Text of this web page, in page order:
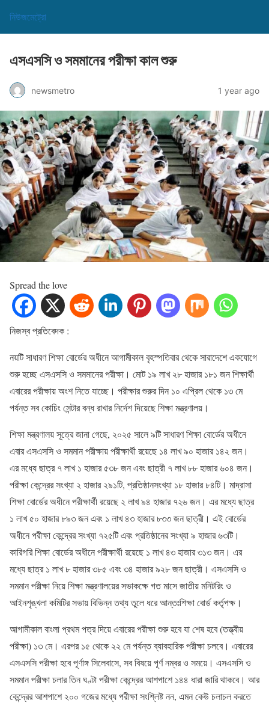
নিউজমেট্রো
এসএসসি ও সমমানের পরীক্ষা কাল শুরু
newsmetro 1 year ago
Spread the love
নিজস্ব প্রতিবেদক :
নয়টি সাধারণ শিক্ষা বোর্ডের অধীনে আগামীকাল বৃহস্পতিবার থেকে সারাদেশে একযোগে
শুরু হচ্ছে এসএসসি ও সমমানের পরীক্ষা। মোট ১৯ লাখ ২৮ হাজার ১৮১ জন শিক্ষার্থী
এবারের পরীক্ষায় অংশ নিতে যাচ্ছে। পরীক্ষার শুরুর দিন ১০ এপ্রিল থেকে ১৩ মে
পর্যন্ত সব কোচিং সেন্টার বন্ধ রাখার নির্দেশ দিয়েছে শিক্ষা মন্ত্রণালয়।
শিক্ষা মন্ত্রণালয় সূত্রে জানা গেছে, ২০২৫ সালে ৯টি সাধারণ শিক্ষা বোর্ডের অধীনে
এবার এসএসসি ও সমমান পরীক্ষায় পরীক্ষার্থী রয়েছে ১৪ লাখ ৯০ হাজার ১৪২ জন।
এর মধ্যে ছাত্র ৭ লাখ ১ হাজার ৫৩৮ জন এবং ছাত্রী ৭ লাখ ৮৮ হাজার ৬০৪ জন।
পরীক্ষা কেন্দ্রের সংখ্যা ২ হাজার ২৯১টি, প্রতিষ্ঠানসংখ্যা ১৮ হাজার ৮৪টি। মাদ্রাসা
শিক্ষা বোর্ডের অধীনে পরীক্ষার্থী রয়েছে ২ লাখ ৯৪ হাজার ৭২৬ জন। এর মধ্যে ছাত্র
১ লাখ ৫০ হাজার ৮৯৩ জন এবং ১ লাখ ৪৩ হাজার ৮৩৩ জন ছাত্রী। এই বোর্ডের
অধীনে পরীক্ষা কেন্দ্রের সংখ্যা ৭২৫টি এবং প্রতিষ্ঠানের সংখ্যা ৯ হাজার ৬৩টি।
কারিগরি শিক্ষা বোর্ডের অধীনে পরীক্ষার্থী রয়েছে ১ লাখ ৪৩ হাজার ৩১৩ জন। এর
মধ্যে ছাত্র ১ লাখ ৮ হাজার ৩৮৫ এবং ৩৪ হাজার ৯২৮ জন ছাত্রী। এসএসসি ও
সমমান পরীক্ষা নিয়ে শিক্ষা মন্ত্রণালয়ের সভাকক্ষে গত মাসে জাতীয় মনিটরিং ও
আইনশৃঙ্খলা কমিটির সভায় বিভিন্ন তথ্য তুলে ধরে আন্তঃশিক্ষা বোর্ড কর্তৃপক্ষ।
আগামীকাল বাংলা প্রথম পত্র দিয়ে এবারের পরীক্ষা শুরু হবে যা শেষ হবে (তত্ত্বীয়
পরীক্ষা) ১৩ মে। এরপর ১৫ থেকে ২২ মে পর্যন্ত ব্যাবহারিক পরীক্ষা চলবে। এবারের
এসএসসি পরীক্ষা হবে পূর্ণাঙ্গ সিলেবাসে, সব বিষয়ে পূর্ণ নম্বর ও সময়ে। এসএসসি ও
সমমান পরীক্ষা চলার তিন ঘণ্টা পরীক্ষা কেন্দ্রের আশপাশে ১৪৪ ধারা জারি থাকবে। আর
কেন্দ্রের আশপাশে ২০০ গজের মধ্যে পরীক্ষা সংশ্লিষ্ট নন, এমন কেউ চলাচল করতে